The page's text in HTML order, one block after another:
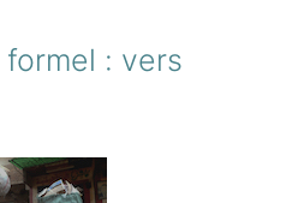
formel : vers